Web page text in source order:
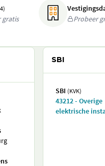
gratis
Probeer
SBI
SBI (KVK)
43212 - Overige
elektrische